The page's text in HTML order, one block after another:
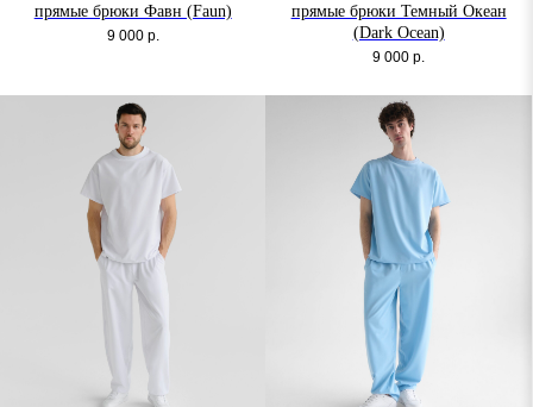
прямые брюки Фавн (Faun)
9 000 р.
прямые брюки Темный Океан
(Dark Ocean)
9 000 р.